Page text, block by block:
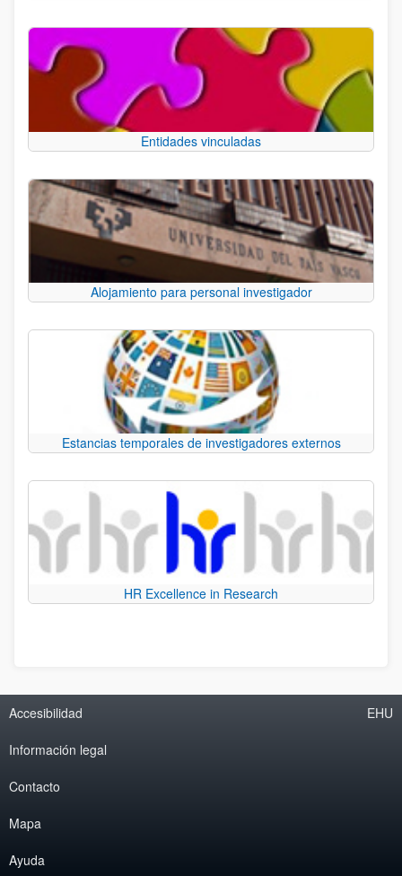
Entidades vinculadas
Alojamiento para personal investigador
Estancias temporales de investigadores externos
HR Excellence in Research
Accesibilidad
Información legal
Contacto
Mapa
Ayuda
EHU